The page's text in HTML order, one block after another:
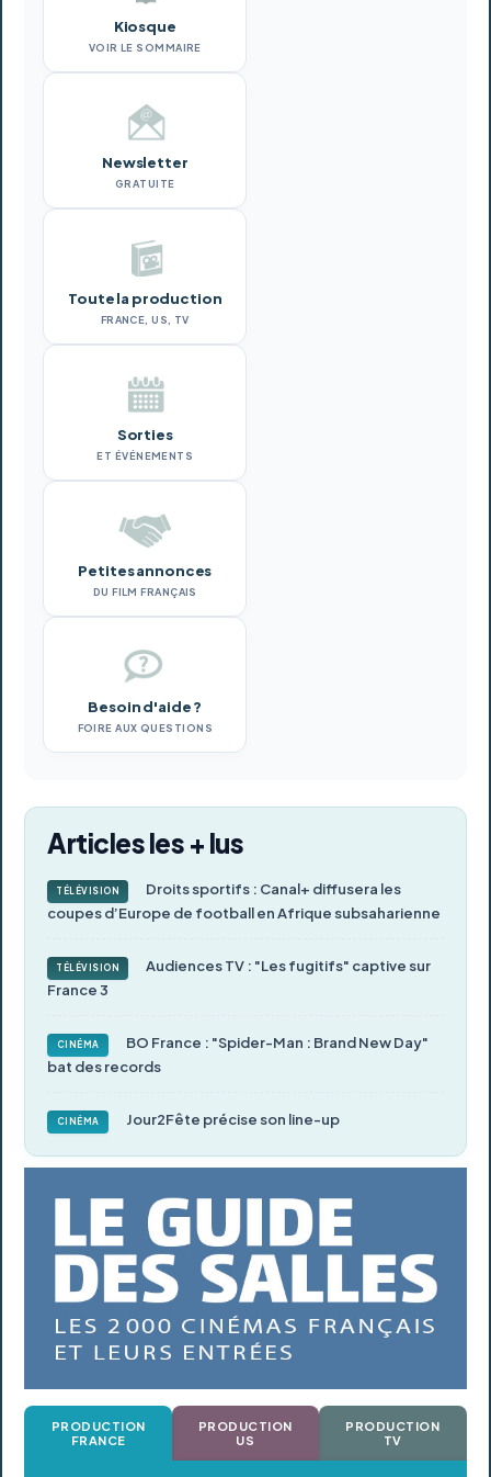
Kiosque
VOIR LE SOMMAIRE
Newsletter
GRATUITE
Toute la production
FRANCE, US, TV
Sorties
ET ÉVÉNEMENTS
Petites annonces
DU FILM FRANÇAIS
Besoin d'aide ?
FOIRE AUX QUESTIONS
Articles les + lus
TÉLÉVISION
Droits sportifs : Canal+ diffusera les
coupes d’Europe de football en Afrique subsaharienne
TÉLÉVISION
Audiences TV : "Les fugitifs" captive sur
France 3
CINÉMA
BO France : "Spider-Man : Brand New Day"
bat des records
CINÉMA Jour2Fête précise son line-up
PRODUCTION
FRANCE
PRODUCTION
US
PRODUCTION
TV